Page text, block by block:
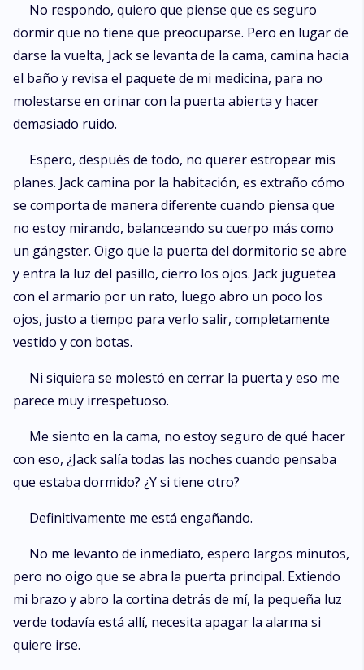
No respondo, quiero que piense que es seguro
dormir que no tiene que preocuparse. Pero en lugar de
darse la vuelta, Jack se levanta de la cama, camina hacia
el baño y revisa el paquete de mi medicina, para no
molestarse en orinar con la puerta abierta y hacer
demasiado ruido.
Espero, después de todo, no querer estropear mis
planes. Jack camina por la habitación, es extraño cómo
se comporta de manera diferente cuando piensa que
no estoy mirando, balanceando su cuerpo más como
un gángster. Oigo que la puerta del dormitorio se abre
y entra la luz del pasillo, cierro los ojos. Jack juguetea
con el armario por un rato, luego abro un poco los
ojos, justo a tiempo para verlo salir, completamente
vestido y con botas.
Ni siquiera se molestó en cerrar la puerta y eso me
parece muy irrespetuoso.
Me siento en la cama, no estoy seguro de qué hacer
con eso, ¿Jack salía todas las noches cuando pensaba
que estaba dormido? ¿Y si tiene otro?
Definitivamente me está engañando.
No me levanto de inmediato, espero largos minutos,
pero no oigo que se abra la puerta principal. Extiendo
mi brazo y abro la cortina detrás de mí, la pequeña luz
verde todavía está allí, necesita apagar la alarma si
quiere irse.